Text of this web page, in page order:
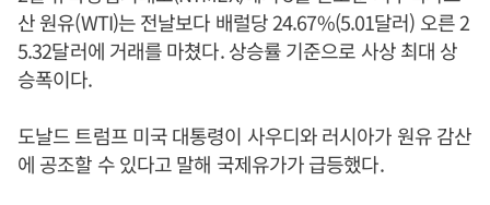
산 원유(WTI)는 전날보다 배럴당 24.67%(5.01달러) 오른 2
5.32달러에 거래를 마쳤다. 상승률 기준으로 사상 최대 상
승폭이다.
도날드 트럼프 미국 대통령이 사우디와 러시아가 원유 감산
에 공조할 수 있다고 말해 국제유가가 급등했다.